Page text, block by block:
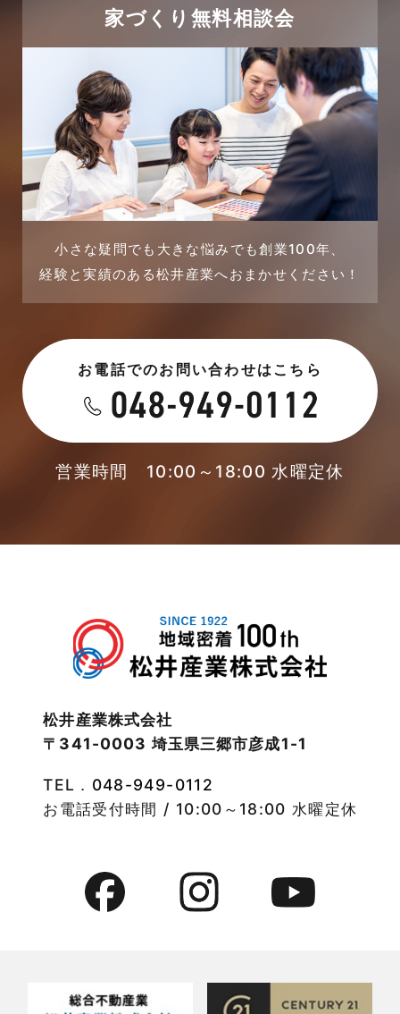
太陽光発電活用事例
市民リフォームサービス
店舗・テナント施工事例
戸建賃貸住宅活用事例
採用情報
未分類
未分類
本店-ブログ
東武スカイツリーライン
注文住宅施工事例
物件検索
物件特集
竹ノ塚店-ブログ
貸倉庫・その他
2023年12月
2023年11月
2023年10月
2023年9月
2023年7月
2023年5月
2023年4月
2023年3月
2022年11月
2022年9月
2022年8月
2022年6月
家づくり無料相談会
小さな疑問でも大きな悩みでも創業100年、
経験と実績のある松井産業へおまかせください！
お電話でのお問い合わせはこちら
営業時間 10:00～18:00 水曜定休
松井産業株式会社
〒341-0003 埼玉県三郷市彦成1-1
TEL． 048-949-0112
お電話受付時間 / 10:00～18:00 水曜定休